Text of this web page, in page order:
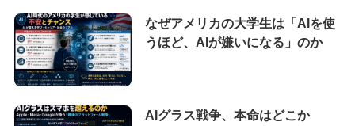
なぜアメリカの大学生は「AIを使
うほど、AIが嫌いになる」のか
AIグラス戦争、本命はどこか